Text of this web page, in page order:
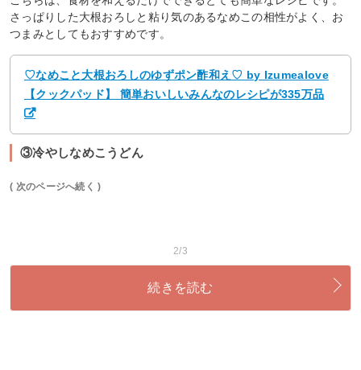
さっぱりした大根おろしと粘り気のあるなめこの相性がよく、お
つまみとしてもおすすめです。
♡なめこと大根おろしのゆずポン酢和え♡ by Izumealove
【クックパッド】 簡単おいしいみんなのレシピが335万品
③冷やしなめこうどん
( 次のページへ続く )
2/3
続きを読む